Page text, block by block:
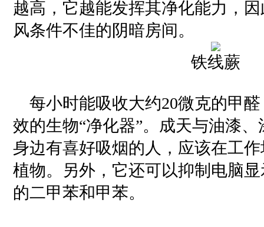
越高，它越能发挥其净化能力，
风条件不佳的阴暗房间。
铁线蕨
每小时能吸收大约20微克的甲
效的生物“净化器”。成天与油漆
身边有喜好吸烟的人，应该在工
植物。另外，它还可以抑制电脑
的二甲苯和甲苯。